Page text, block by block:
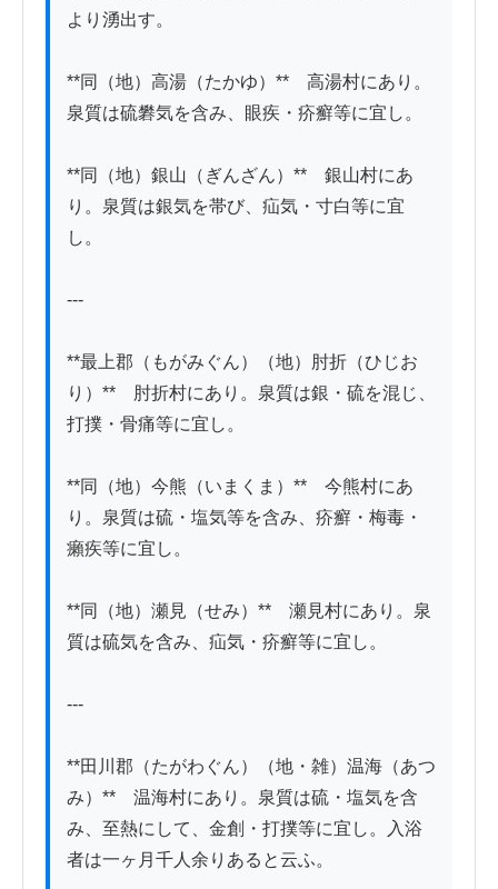
より湧出す。
**同（地）高湯（たかゆ）**　高湯村にあり。
泉質は硫礬気を含み、眼疾・疥癬等に宜し。
**同（地）銀山（ぎんざん）**　銀山村にあ
り。泉質は銀気を帯び、疝気・寸白等に宜
し。
---
**最上郡（もがみぐん）（地）肘折（ひじお
り）**　肘折村にあり。泉質は銀・硫を混じ、
打撲・骨痛等に宜し。
**同（地）今熊（いまくま）**　今熊村にあ
り。泉質は硫・塩気等を含み、疥癬・梅毒・
癩疾等に宜し。
**同（地）瀬見（せみ）**　瀬見村にあり。泉
質は硫気を含み、疝気・疥癬等に宜し。
---
**田川郡（たがわぐん）（地・雑）温海（あつ
み）**　温海村にあり。泉質は硫・塩気を含
み、至熱にして、金創・打撲等に宜し。入浴
者は一ヶ月千人余りあると云ふ。